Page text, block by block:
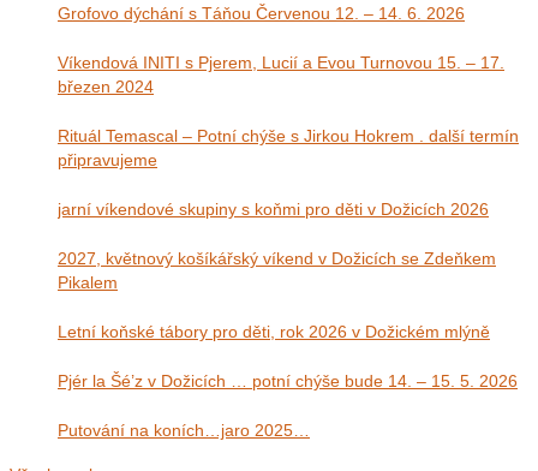
Grofovo dýchání s Táňou Červenou 12. – 14. 6. 2026
Víkendová INITI s Pjerem, Lucií a Evou Turnovou 15. – 17.
březen 2024
Rituál Temascal – Potní chýše s Jirkou Hokrem . další termín
připravujeme
jarní víkendové skupiny s koňmi pro děti v Dožicích 2026
2027, květnový košíkářský víkend v Dožicích se Zdeňkem
Pikalem
Letní koňské tábory pro děti, rok 2026 v Dožickém mlýně
Pjér la Šé’z v Dožicích … potní chýše bude 14. – 15. 5. 2026
Putování na koních…jaro 2025…